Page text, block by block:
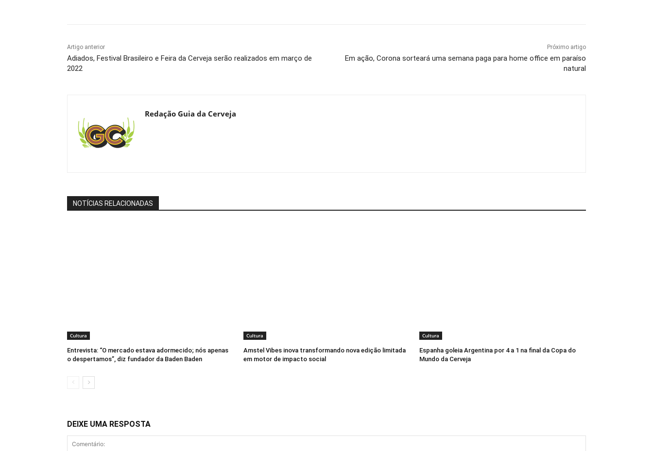
Artigo anterior
Adiados, Festival Brasileiro e Feira da Cerveja serão realizados em março de
2022
Próximo artigo
Em ação, Corona sorteará uma semana paga para home office em paraíso
natural
Redação Guia da Cerveja
NOTÍCIAS RELACIONADAS
Cultura
Entrevista: “O mercado estava adormecido; nós apenas
o despertamos”, diz fundador da Baden Baden
Cultura
Amstel Vibes inova transformando nova edição limitada
em motor de impacto social
Cultura
Espanha goleia Argentina por 4 a 1 na final da Copa do
Mundo da Cerveja
DEIXE UMA RESPOSTA